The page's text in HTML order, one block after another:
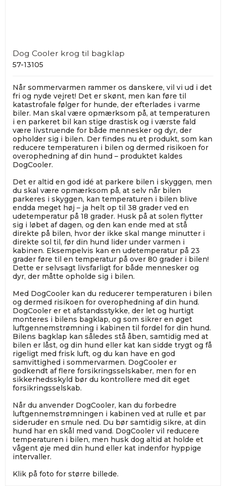
Dog Cooler krog til bagklap
57-13105
Når sommervarmen rammer os danskere, vil vi ud i det
fri og nyde vejret! Det er skønt, men kan føre til
katastrofale følger for hunde, der efterlades i varme
biler. Man skal være opmærksom på, at temperaturen
i en parkeret bil kan stige drastisk og i værste fald
være livstruende for både mennesker og dyr, der
opholder sig i bilen. Der findes nu et produkt, som kan
reducere temperaturen i bilen og dermed risikoen for
overophedning af din hund – produktet kaldes
DogCooler.
Det er altid en god idé at parkere bilen i skyggen, men
du skal være opmærksom på, at selv når bilen
parkeres i skyggen, kan temperaturen i bilen blive
endda meget høj – ja helt op til 38 grader ved en
udetemperatur på 18 grader. Husk på at solen flytter
sig i løbet af dagen, og den kan ende med at stå
direkte på bilen, hvor der ikke skal mange minutter i
direkte sol til, før din hund lider under varmen i
kabinen. Eksempelvis kan en udetemperatur på 23
grader føre til en temperatur på over 80 grader i bilen!
Dette er selvsagt livsfarligt for både mennesker og
dyr, der måtte opholde sig i bilen.
Med DogCooler kan du reducerer temperaturen i bilen
og dermed risikoen for overophedning af din hund.
DogCooler er et afstandsstykke, der let og hurtigt
monteres i bilens bagklap, og som sikrer en øget
luftgennemstrømning i kabinen til fordel for din hund.
Bilens bagklap kan således stå åben, samtidig med at
bilen er låst, og din hund eller kat kan sidde trygt og få
rigeligt med frisk luft, og du kan have en god
samvittighed i sommervarmen. DogCooler er
godkendt af flere forsikringsselskaber, men for en
sikkerhedsskyld bør du kontrollere med dit eget
forsikringsselskab.
Når du anvender DogCooler, kan du forbedre
luftgennemstrømningen i kabinen ved at rulle et par
sideruder en smule ned. Du bør samtidig sikre, at din
hund har en skål med vand. DogCooler vil reducere
temperaturen i bilen, men husk dog altid at holde et
vågent øje med din hund eller kat indenfor hyppige
intervaller.
Klik på foto for større billede.